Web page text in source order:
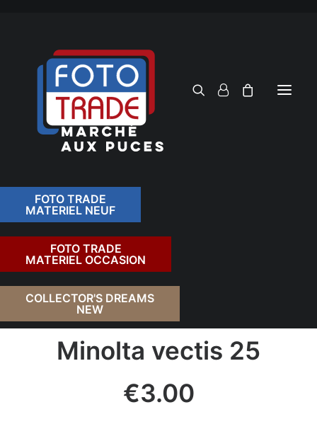
FOTO TRADE
MATERIEL NEUF
FOTO TRADE
MATERIEL OCCASION
COLLECTOR'S DREAMS
NEW
RETOUR
Minolta vectis 25
€3.00